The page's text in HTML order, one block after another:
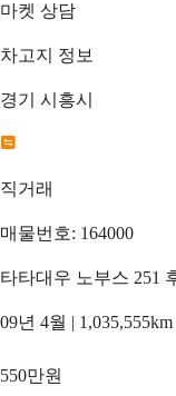
마켓 상담
차고지 정보
경기 시흥시
직거래
매물번호: 164000
타타대우 노부스 251
09년 4월 |
550만원